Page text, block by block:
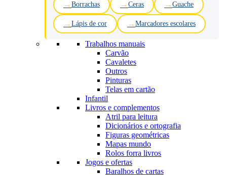
Borrachas Ceras Guache
Lápis de cor Marcadores escolares
Trabalhos manuais
Carvão
Cavaletes
Outros
Pinturas
Telas em cartão
Infantil
Livros e complementos
Atril para leitura
Dicionários e ortografia
Figuras geométricas
Mapas mundo
Rolos forra livros
Jogos e ofertas
Baralhos de cartas